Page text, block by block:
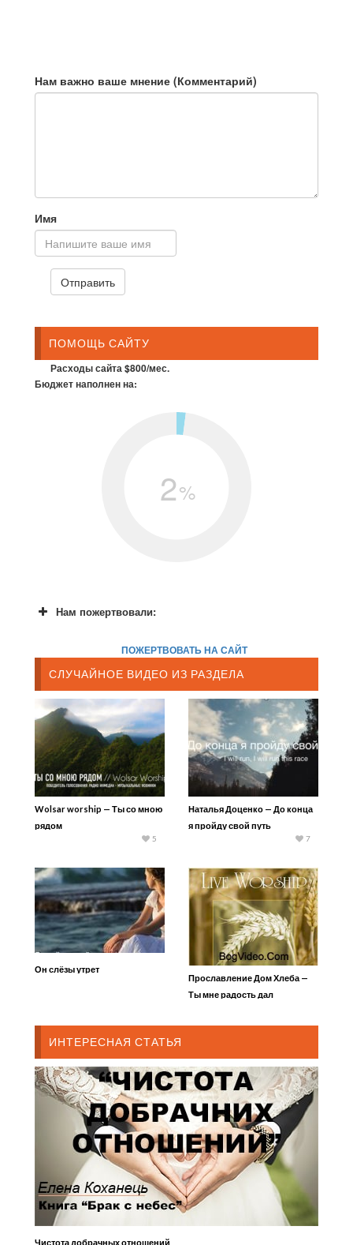
Нам важно ваше мнение (Комментарий)
Имя
ПОМОЩЬ САЙТУ
Расходы сайта $800/мес.
Бюджет наполнен на:
2%
Нам пожертвовали:
ПОЖЕРТВОВАТЬ НА САЙТ
СЛУЧАЙНОЕ ВИДЕО ИЗ РАЗДЕЛА
Wolsar worship — Ты со мною
рядом
5
Наталья Доценко — До конца
я пройду свой путь
7
Он слёзы утрет
Прославление Дом Хлеба —
Ты мне радость дал
ИНТЕРЕСНАЯ СТАТЬЯ
Чистота добрачных отношений